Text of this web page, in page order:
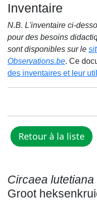
Inventaire
N.B. L'inventaire ci-
pour des besoins
sont disponibles sur le
Observations.be. Ce
des inventaires et leur
Circaea lutetiana
Groot